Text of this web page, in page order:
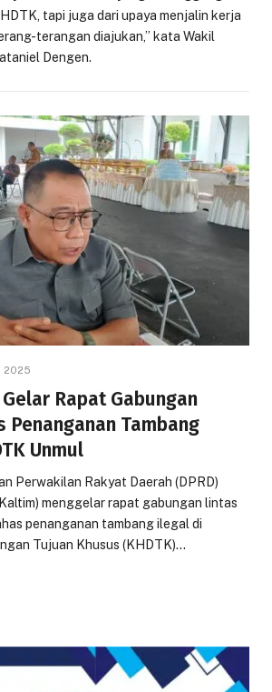
tapi juga dari upaya menjalin kerja
terangan diajukan,” kata Wakil
Dengen.
2025
Rapat Gabungan
Penanganan Tambang
Unmul
Perwakilan Rakyat Daerah (DPRD)
menggelar rapat gabungan lintas
penanganan tambang ilegal di
Tujuan Khusus (KHDTK)…